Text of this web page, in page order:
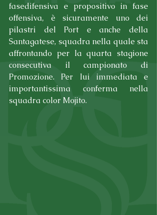
fasedifensiva e propositivo in fase
offensiva, è sicuramente uno dei
pilastri del Port e anche della
Santagatese, squadra nella quale sta
affrontando per la quarta stagione
consecutiva il campionato di
Promozione. Per lui immediata e
importantissima conferma nella
squadra color Mojito.